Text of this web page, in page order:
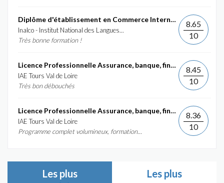
Diplôme d'établissement en Commerce International et...
Inalco - Institut National des Langues...
Très bonne formation !
8.65
10
Licence Professionnelle Assurance, banque, finance :...
IAE Tours Val de Loire
Très bon débouchés
8.45
10
Licence Professionnelle Assurance, banque, finance :...
IAE Tours Val de Loire
Programme complet volumineux, formation...
8.36
10
Les plus
Les plus